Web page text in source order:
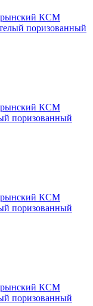
КСМ
поризованный
КСМ
поризованный
КСМ
поризованный
КСМ
поризованный